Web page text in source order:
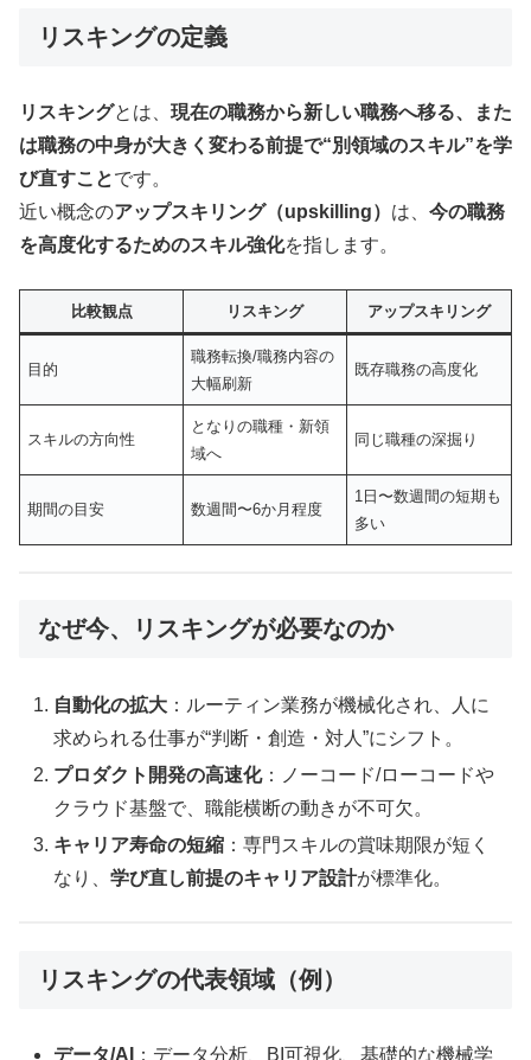
リスキングの定義
リスキングとは、 現在の職務から新しい職務へ移る、また
は職務の中身が大きく変わる前提で“別領域のスキル”を学
び直すことです。
近い概念のアップスキリング（upskilling） は、 今の職務
を高度化するためのスキル強化を指します。
比較観点 リスキング アップスキリング
目的
職務転換/職務内容の
大幅刷新
既存職務の高度化
スキルの方向性
となりの職種・新領
域へ
同じ職種の深掘り
期間の目安 数週間〜6か月程度
1日〜数週間の短期も
多い
なぜ今、リスキングが必要なのか
自動化の拡大 ：ルーティン業務が機械化され、人に
求められる仕事が“判断・創造・対人”にシフト。
プロダクト開発の高速化：ノーコード/ローコードや
クラウド基盤で、職能横断の動きが不可欠。
キャリア寿命の短縮 ：専門スキルの賞味期限が短く
なり、学び直し前提のキャリア設計が標準化。
リスキングの代表領域（例）
データ/AI ：データ分析、BI可視化、基礎的な機械学